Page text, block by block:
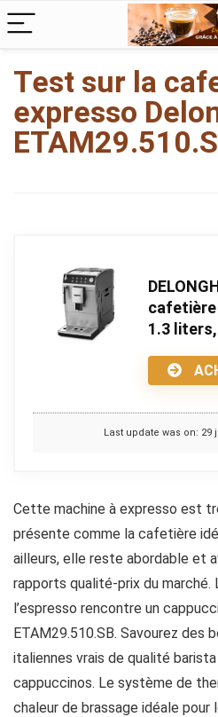
Test sur la
expresso
cafetière
1.3
Last update was on: 29
Cette machine à expresso est
présente comme la cafetière
ailleurs, elle reste abordable et
rapports qualité-prix du marché.
l’espresso rencontre un
ETAM29.510.SB. Savourez des
italiennes vrais de qualité
cappuccinos. Le système de
chaleur de brassage idéale